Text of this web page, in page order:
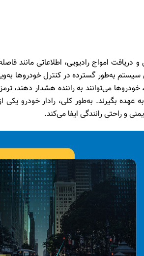
امواج رادیویی، اطلاعاتی مانند
سیستم به‌طور گسترده در کنترل خودروها
خودروها می‌توانند به راننده هشدار دهند،
عهده بگیرند. به‌طور کلی، رادار خودرو
و راحتی رانندگی ایفا می‌کند.